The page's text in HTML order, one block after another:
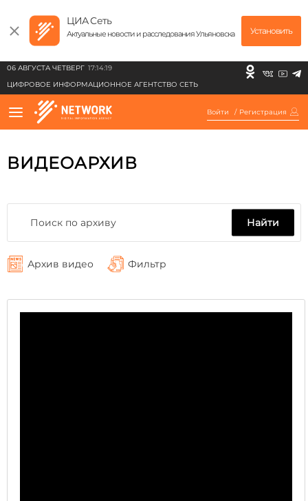
ЦИА Сеть
Актуальные новости и расследования Ульяновска Установить
06 АВГУСТА ЧЕТВЕРГ 17:14:19
ЦИФРОВОЕ ИНФОРМАЦИОННОЕ АГЕНТСТВО СЕТЬ
Войти / Регистрация
ВИДЕОАРХИВ
Найти
Архив видео Фильтр